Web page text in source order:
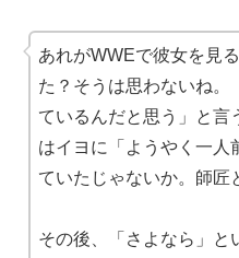
あれがWWEで彼女を見
た？そうは思わないね。
ているんだと思う」と言
はイヨに「ようやく一人
ていたじゃないか。師匠
その後、「さよなら」と